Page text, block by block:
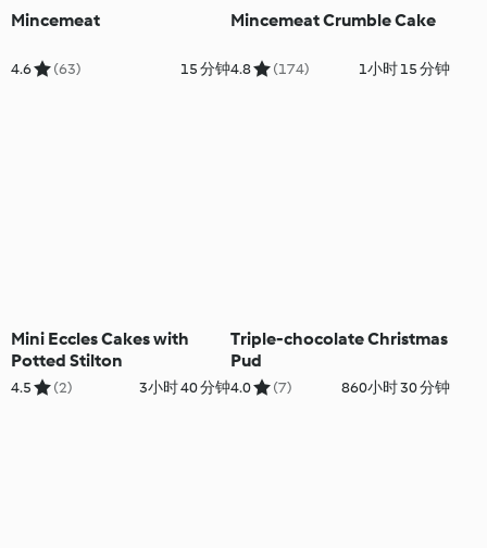
Mincemeat
4.6 (63) 15 分钟
Mincemeat Crumble Cake
4.8 (174) 1小时 15 分钟
Mini Eccles Cakes with
Potted Stilton
4.5 (2) 3小时 40 分钟
Triple-chocolate Christmas
Pud
4.0 (7) 860小时 30 分钟